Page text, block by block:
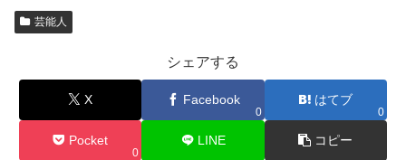
芸能人
シェアする
X Facebook
0
はてブ
0
Pocket
0
LINE コピー